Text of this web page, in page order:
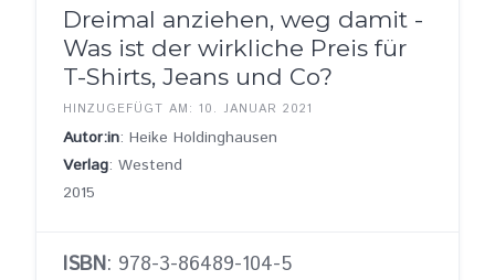
Dreimal anziehen, weg damit -
Was ist der wirkliche Preis für
T-Shirts, Jeans und Co?
HINZUGEFÜGT AM: 10. JANUAR 2021
Autor:in: Heike Holdinghausen
Verlag: Westend
2015
ISBN: 978-3-86489-104-5